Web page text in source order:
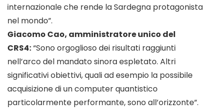
internazionale che rende la Sardegna protagonista
nel mondo”.
Giacomo Cao, amministratore unico del
CRS4:“Sono orgoglioso dei risultati raggiunti
nell’arco del mandato sinora espletato. Altri
significativi obiettivi, quali ad esempio la possibile
acquisizione di un computer quantistico
particolarmente performante, sono all’orizzonte”.